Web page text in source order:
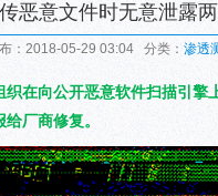
恶意文件时无意泄露
：2018-05-29 03:04 分类： 渗透
织在向公开恶意软件扫描引
厂商修复。